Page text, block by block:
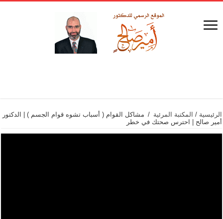
الرئيسية / المكتبة المرئية / مشاكل القوام ( أسباب تشوه قوام الجسم ) | الدكتور
أمير صالح | احترس صحتك في خطر